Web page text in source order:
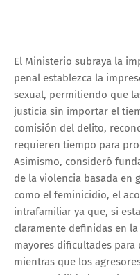
El Ministerio subraya la
penal establezca la
sexual, permitiendo que
justicia sin importar el
comisión del delito,
requieren tiempo para
Asimismo, consideró
de la violencia basada en
como el feminicidio, el
intrafamiliar ya que, si
claramente definidas en
mayores dificultades
mientras que los